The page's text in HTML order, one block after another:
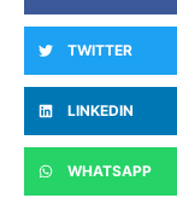
TWITTER
LINKEDIN
WHATSAPP